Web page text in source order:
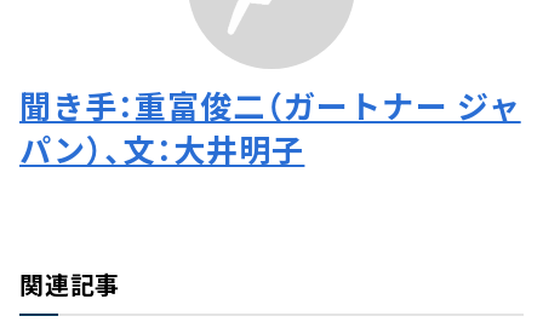
聞き手：重富俊二（ガートナー ジャ
パン）、文：大井明子
関連記事